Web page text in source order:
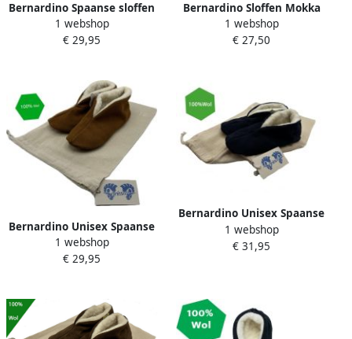
Bernardino Spaanse sloffen
100% Wol Beige
1 webshop
€ 29,95
Bernardino Sloffen Mokka
Unisex
1 webshop
€ 27,50
Bernardino Unisex Spaanse
Sloffen 100% Wol Cognac
incl. opbergzak
1 webshop
€ 29,95
Bernardino Unisex Spaanse
Sloffen 100% Wol Blauw
inclusief opbergzak
1 webshop
€ 31,95